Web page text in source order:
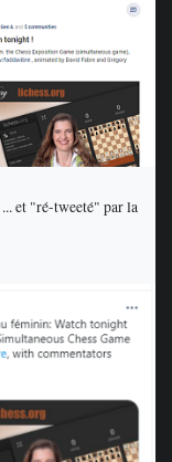
et "ré-tweeté" par la